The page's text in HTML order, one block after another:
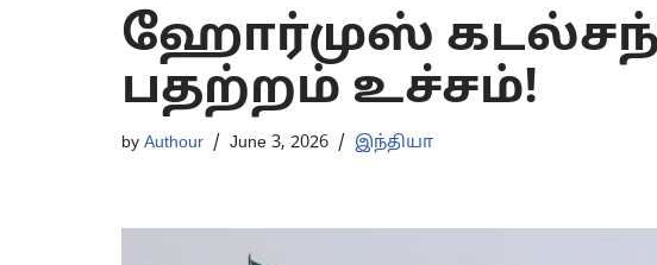
ஹோர்முஸ்
பதற்றம் உச்சம்!
by Authour June 3, 2026 இந்தியா